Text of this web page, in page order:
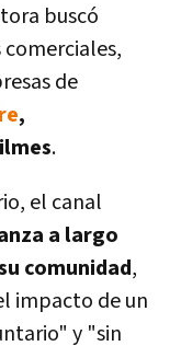
buscó
de
,
.
el canal
a largo
comunidad,
impacto de un
y "sin